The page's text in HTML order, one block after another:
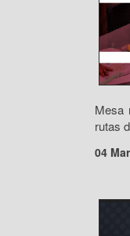
Mesa
rutas
04